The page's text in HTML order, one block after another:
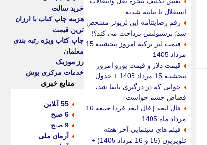
استقلال با بیانیه شبانه
رقم رضایتنامه این لژیونر مشخص
شد؛ پرسپولیس پرداخت می کند؟!
قیمت لیر ترکیه امروز پنجشنبه 15
مرداد 1405
قیمت دلار و قیمت یورو امروز
پنجشنبه 15 مرداد 1405 + جدول
جوانی که در درگیری نابینا شد،
قصاص چشم خواست
فال ابجد | فال ابجد فردا جمعه 16
مرداد ماه 1405
فیلم های سینمایی آخر هفته
تلویزیون (15 و 16 مرداد 1405) +
خرید سالت
هزینه چاپ کتاب با ارزان
ترین قیمت
چاپ کتاب ویژه رتبه بندی
معلمان
رز موزیک
خدمات مرکزی بوش
منابع خبری
55 آنلاین
6 صبح
9 صبح
آرمان ملی